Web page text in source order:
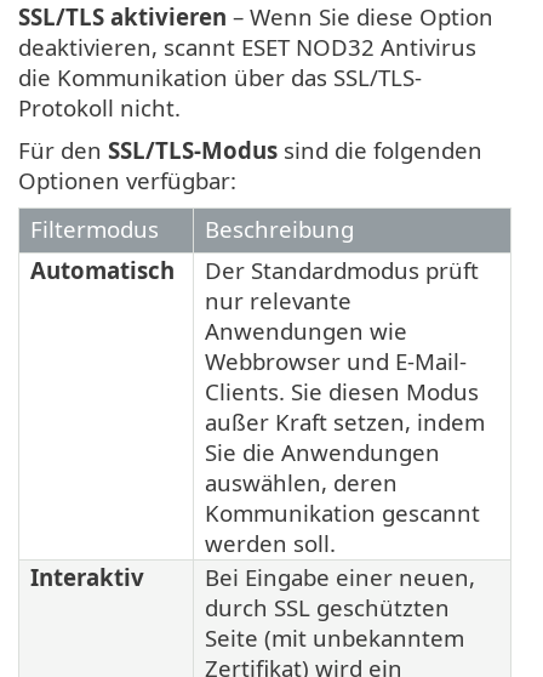
SSL/TLS aktivieren – Wenn Sie diese Option
deaktivieren, scannt ESET NOD32 Antivirus
die Kommunikation über das SSL/TLS-
Protokoll nicht.
Für den SSL/TLS-Modus sind die folgenden
Optionen verfügbar:
Filtermodus
Beschreibung
Automatisch
Der Standardmodus prüft
nur relevante
Anwendungen wie
Webbrowser und E-Mail-
Clients. Sie diesen Modus
außer Kraft setzen, indem
Sie die Anwendungen
auswählen, deren
Kommunikation gescannt
werden soll.
Interaktiv
Bei Eingabe einer neuen,
durch SSL geschützten
Seite (mit unbekanntem
Zertifikat) wird ein